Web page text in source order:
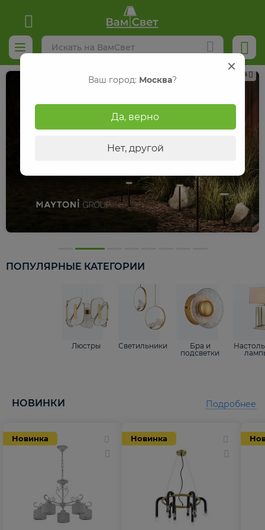
Реклама
ПОПУЛЯРНЫЕ КАТЕГОРИИ
Люстры Светильники
Бра и
подсветки
НОВИНКИ
Новинка Новинка
Подробнее
Ваш город: Москва?
Да, верно
Нет, другой